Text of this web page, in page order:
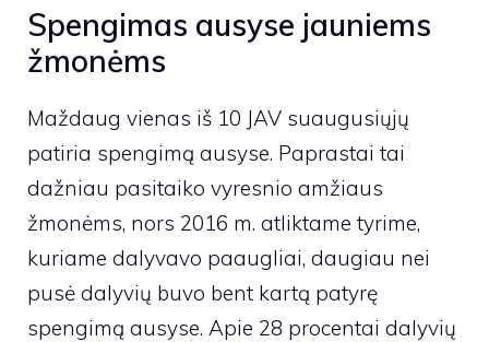
Spengimas ausyse jauniems
žmonėms
Maždaug vienas iš 10 JAV suaugusiųjų
patiria spengimą ausyse. Paprastai tai
dažniau pasitaiko vyresnio amžiaus
žmonėms, nors 2016 m. atliktame tyrime,
kuriame dalyvavo paaugliai, daugiau nei
pusė dalyvių buvo bent kartą patyrę
spengimą ausyse. Apie 28 procentai dalyvių